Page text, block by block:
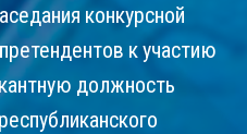
конкурсной
к участию
должность